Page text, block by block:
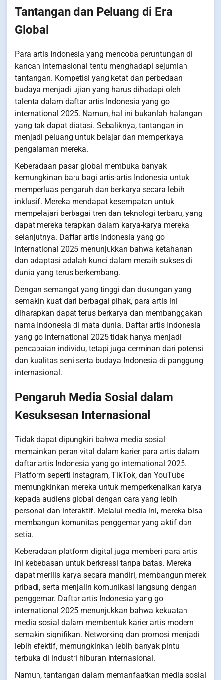
Tantangan dan Peluang di Era
Global
Para artis Indonesia yang mencoba peruntungan di
kancah internasional tentu menghadapi sejumlah
tantangan. Kompetisi yang ketat dan perbedaan
budaya menjadi ujian yang harus dihadapi oleh
talenta dalam daftar artis Indonesia yang go
international 2025. Namun, hal ini bukanlah halangan
yang tak dapat diatasi. Sebaliknya, tantangan ini
menjadi peluang untuk belajar dan memperkaya
pengalaman mereka.
Keberadaan pasar global membuka banyak
kemungkinan baru bagi artis-artis Indonesia untuk
memperluas pengaruh dan berkarya secara lebih
inklusif. Mereka mendapat kesempatan untuk
mempelajari berbagai tren dan teknologi terbaru, yang
dapat mereka terapkan dalam karya-karya mereka
selanjutnya. Daftar artis Indonesia yang go
international 2025 menunjukkan bahwa ketahanan
dan adaptasi adalah kunci dalam meraih sukses di
dunia yang terus berkembang.
Dengan semangat yang tinggi dan dukungan yang
semakin kuat dari berbagai pihak, para artis ini
diharapkan dapat terus berkarya dan membanggakan
nama Indonesia di mata dunia. Daftar artis Indonesia
yang go international 2025 tidak hanya menjadi
pencapaian individu, tetapi juga cerminan dari potensi
dan kualitas seni serta budaya Indonesia di panggung
internasional.
Pengaruh Media Sosial dalam
Kesuksesan Internasional
Tidak dapat dipungkiri bahwa media sosial
memainkan peran vital dalam karier para artis dalam
daftar artis Indonesia yang go international 2025.
Platform seperti Instagram, TikTok, dan YouTube
memungkinkan mereka untuk memperkenalkan karya
kepada audiens global dengan cara yang lebih
personal dan interaktif. Melalui media ini, mereka bisa
membangun komunitas penggemar yang aktif dan
setia.
Keberadaan platform digital juga memberi para artis
ini kebebasan untuk berkreasi tanpa batas. Mereka
dapat merilis karya secara mandiri, membangun merek
pribadi, serta menjalin komunikasi langsung dengan
penggemar. Daftar artis Indonesia yang go
international 2025 menunjukkan bahwa kekuatan
media sosial dalam membentuk karier artis modern
semakin signifikan. Networking dan promosi menjadi
lebih efektif, memungkinkan lebih banyak pintu
terbuka di industri hiburan internasional.
Namun, tantangan dalam memanfaatkan media sosial